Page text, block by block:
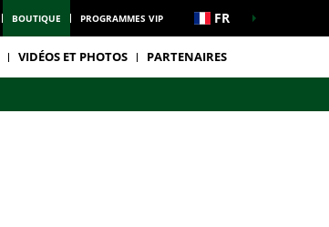
BOUTIQUE PROGRAMMES VIP FR
VIDÉOS ET PHOTOS PARTENAIRES